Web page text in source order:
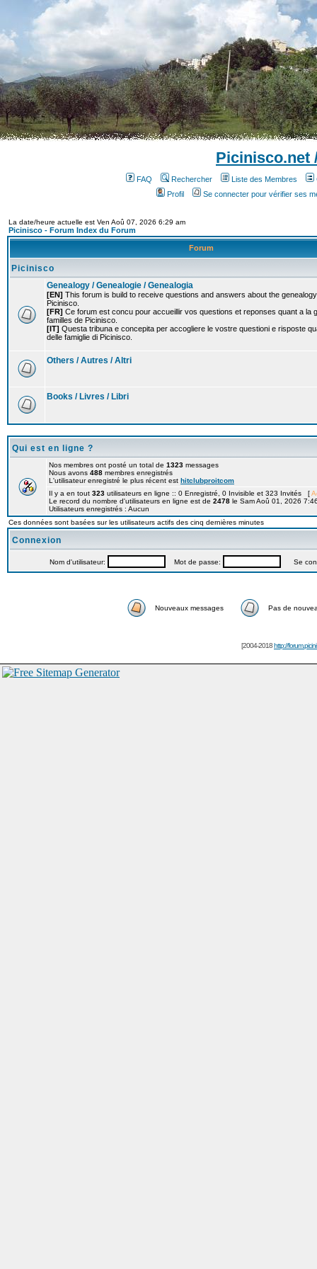
Picinisco.net
FAQ Rechercher Liste des Membres
Profil
Se connecter pour vérifier ses
La date/heure actuelle est Ven Aoû 07, 2026 6:29 am
Picinisco - Forum Index du Forum
Forum
Picinisco
Genealogy / Genealogie / Genealogia
[EN] This forum is build to receive questions and answers about the
Picinisco.
[FR] Ce forum est concu pour accueillir vos questions et reponses quant a la
familles de Picinisco.
[IT] Questa tribuna e concepita per accogliere le vostre questioni e risposte
delle famiglie di Picinisco.
Others / Autres / Altri
Books / Livres / Libri
Qui est en ligne ?
Nos membres ont posté un total de 1323 messages
Nous avons 488 membres enregistrés
L'utilisateur enregistré le plus récent est hitclubproitcom
Il y a en tout 323 utilisateurs en ligne :: 0 Enregistré, 0 Invisible et 323 Invités [
Le record du nombre d'utilisateurs en ligne est de 2478 le Sam Aoû 01, 2026
Utilisateurs enregistrés : Aucun
Ces données sont basées sur les utilisateurs actifs des cinq dernières minutes
Connexion
Nom d'utilisateur: Mot de passe: Se
Nouveaux messages Pas de
[2004-2018http://